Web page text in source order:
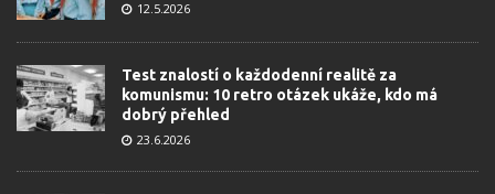
12.5.2026
Test znalostí o každodenní realitě za
komunismu: 10 retro otázek ukáže, kdo má
dobrý přehled
23.6.2026